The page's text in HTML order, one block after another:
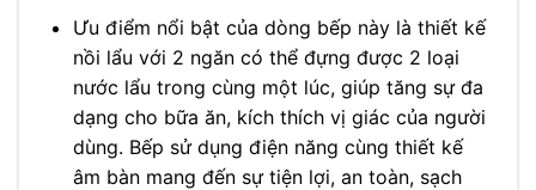
Ưu điểm nổi bật của dòng bếp này là thiết kế
nồi lẩu với 2 ngăn có thể đựng được 2 loại
nước lẩu trong cùng một lúc, giúp tăng sự đa
dạng cho bữa ăn, kích thích vị giác của người
dùng. Bếp sử dụng điện năng cùng thiết kế
âm bàn mang đến sự tiện lợi, an toàn, sạch